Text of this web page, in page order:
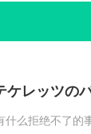
レッツの
么拒绝不了的